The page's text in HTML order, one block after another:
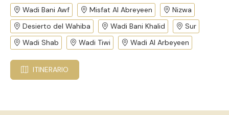
Wadi Bani Awf Misfat Al Abreyeen
Nizwa
Desierto del Wahiba
Wadi Bani Khalid
Sur
Wadi Shab
Wadi Tiwi Wadi Al Arbeyeen
ITINERARIO